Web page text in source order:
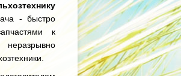
- быстро
к
неразрывно